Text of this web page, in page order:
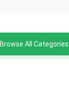
Browse All Categories